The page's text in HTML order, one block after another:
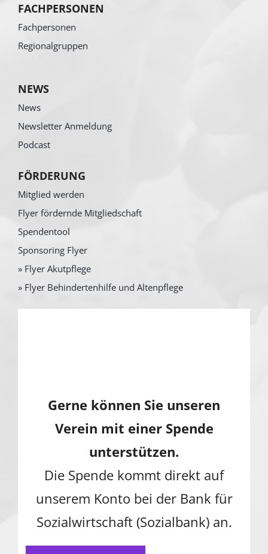
FACHPERSONEN
Fachpersonen
Regionalgruppen
NEWS
News
Newsletter Anmeldung
Podcast
FÖRDERUNG
Mitglied werden
Flyer fördernde Mitgliedschaft
Spendentool
Sponsoring Flyer
» Flyer Akutpflege
» Flyer Behindertenhilfe und Altenpflege
Gerne können Sie unseren
Verein mit einer Spende
unterstützen.
Die Spende kommt direkt auf
unserem Konto bei der Bank für
Sozialwirtschaft (Sozialbank) an.